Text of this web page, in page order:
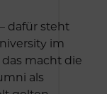
dafür steht
im
macht die
als